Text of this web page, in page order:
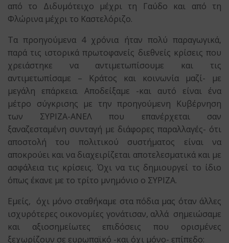
από το Διδυμότειχο μέχρι τη Γαύδο και από τη
Φλώρινα μέχρι το Καστελόριζο.
Τα προηγούμενα 4 χρόνια ήταν πολύ παραγωγικά,
παρά τις ιστορικά πρωτοφανείς διεθνείς κρίσεις που
χρειάστηκε να αντιμετωπίσουμε και τις
αντιμετωπίσαμε – Κράτος και κοινωνία μαζί- με
μεγάλη επάρκεια. Αποδείξαμε -και αυτό είναι ένα
μέτρο σύγκρισης με την προηγούμενη Κυβέρνηση
των ΣΥΡΙΖΑ-ΑΝΕΛ που επανέρχεται σαν
ξαναζεσταμένη συνταγή με διάφορες παραλλαγές- ότι
αποστολή του πολιτικού συστήματος είναι να
αποκρούει και να διαχειρίζεται αποτελεσματικά και με
ασφάλεια τις κρίσεις. Όχι να τις δημιουργεί το ίδιο
όπως έκανε με το τρίτο μνημόνιο ο ΣΥΡΙΖΑ.
Εμείς, όχι μόνο σταθήκαμε στα πόδια μας όταν άλλες
ισχυρότερες οικονομίες γονάτισαν, αλλά σημειώσαμε
και αξιοσημείωτες επιδόσεις που ορισμένες
ξεχωρίζουν σε ευρωπαϊκό -και όχι μόνο- επίπεδο: